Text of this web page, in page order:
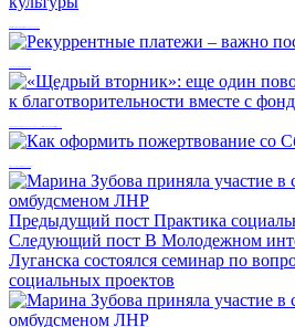
Предыдущий пост Практика
Следующий пост В Молодежном
Луганска состоялся семинар по
социальных проектов